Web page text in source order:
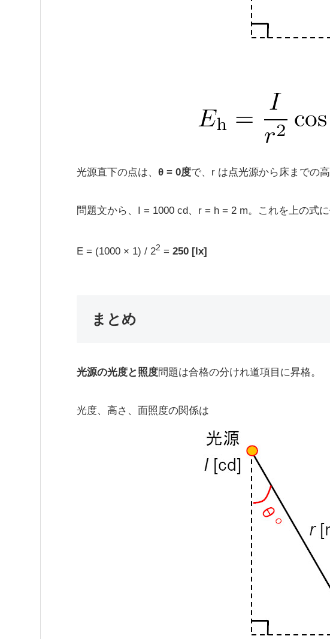
光源直下の点は、 θ = 0度で、r は点光源から床までの高
問題文から、I = 1000 cd、r = h = 2 m。これを上の式
E = (1000 × 1) / 22 = 250 [lx]
まとめ
光源の光度と照度問題は合格の分けれ道項目に昇格。
光度、高さ、面照度の関係は